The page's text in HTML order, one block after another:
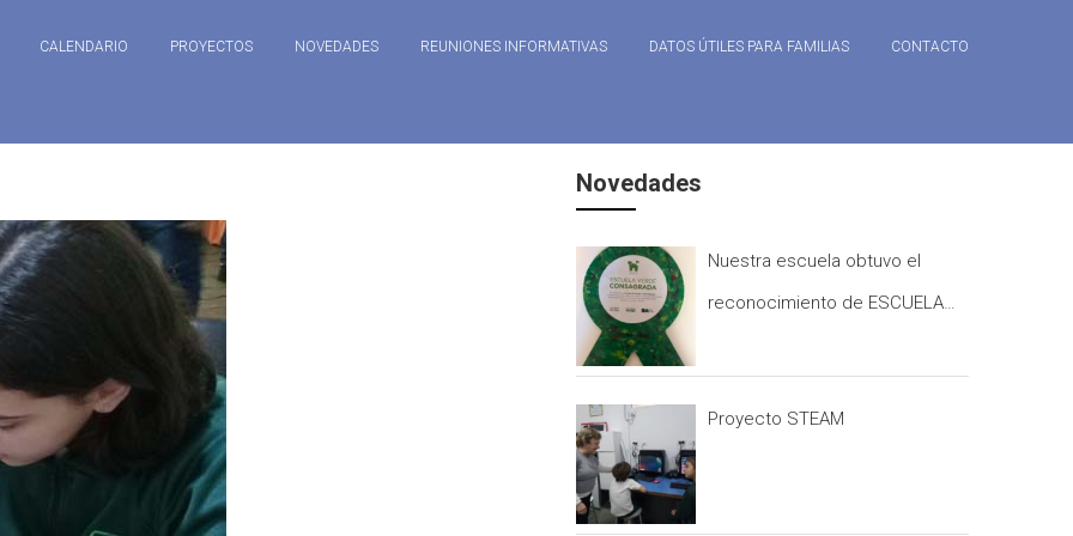
CALENDARIO PROYECTOS NOVEDADES REUNIONES INFORMATIVAS DATOS ÚTILES PARA FAMILIAS CONTACTO
Novedades
Nuestra escuela obtuvo el
reconocimiento de ESCUELA
Proyecto STEAM